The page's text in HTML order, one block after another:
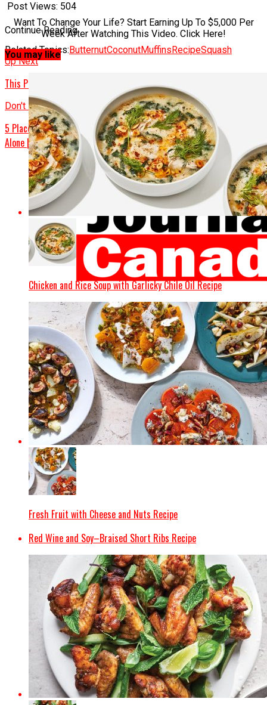
Post Views: 504
Want To Change Your Life? Start Earning Up To $5,000 Per
Week After Watching This Video. Click Here!
Related Topics: ButternutCoconutMuffins RecipeSquash
Up Next
This Pork Chop Recipe Is Preeeetty Much Impossible to Mess Up
Don't Miss
5 Placemats That Deserve a Spot at the Table Even If You’re Eating
Alone | Healthyish
Continue Reading
You may like
Chicken and Rice Soup with Garlicky Chile Oil Recipe
Fresh Fruit with Cheese and Nuts Recipe
Red Wine and Soy–Braised Short Ribs Recipe